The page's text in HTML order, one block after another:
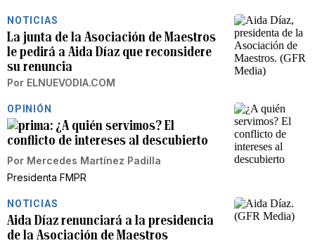
NOTICIAS
La junta de la Asociación de Maestros
le pedirá a Aida Díaz que reconsidere
su renuncia
Por ELNUEVODIA.COM
OPINIÓN
¿A quién servimos? El
conflicto de intereses al descubierto
Por Mercedes Martínez Padilla
Presidenta FMPR
NOTICIAS
Aida Díaz renunciará a la presidencia
de la Asociación de Maestros